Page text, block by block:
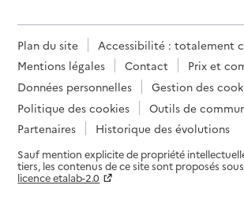
Plan du site
Accessibilité : totalement
Mentions légales
Contact
Prix et
Données personnelles
Gestion des
Politique des cookies
Outils de
Partenaires
Historique des évolutions
Sauf mention explicite de propriété
tiers, les contenus de ce site sont proposés sous
licence etalab-2.0